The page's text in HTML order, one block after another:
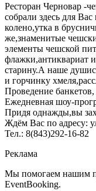
Ресторан Черновар -
собрали здесь для
колено,утка в
же,знаменитые
элементы чешской
флажки,антиквариат
старину.А наше
и горчинку
Проведение
Ежедневная шоу-
Придя однажды,вы
Ждём Вас по адресу:
Тел.: 8(843)292-16-82
Реклама
Мы помогаем нашим
EventBooking.